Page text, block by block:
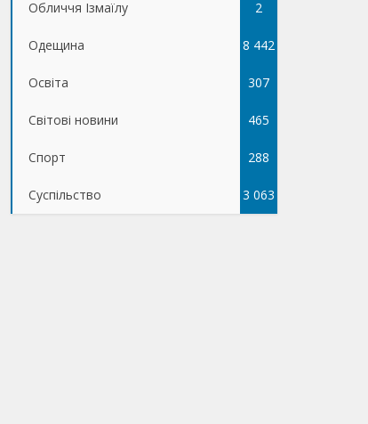
5
Обличчя Ізмаїлу 2
Одещина 8 442
Освіта 307
Світові новини 465
Спорт 288
Суспільство 3 063